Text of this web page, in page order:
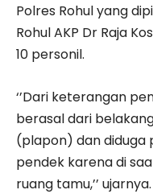
Polres Rohul yang
Rohul AKP Dr Raja
10 personil.
‘’Dari keterangan
berasal dari
(plapon) dan diduga
pendek karena di
ruang tamu,’’ ujarnya.